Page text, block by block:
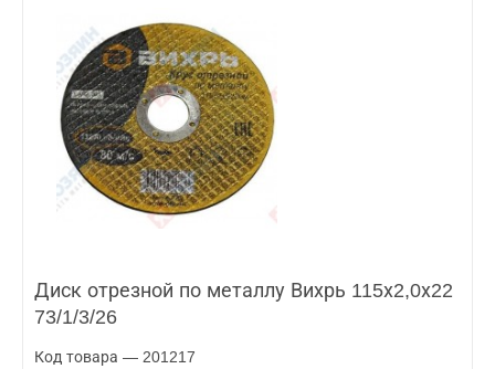
Диск отрезной по металлу Вихрь 115х2,0х22
73/1/3/26
Код товара — 201217